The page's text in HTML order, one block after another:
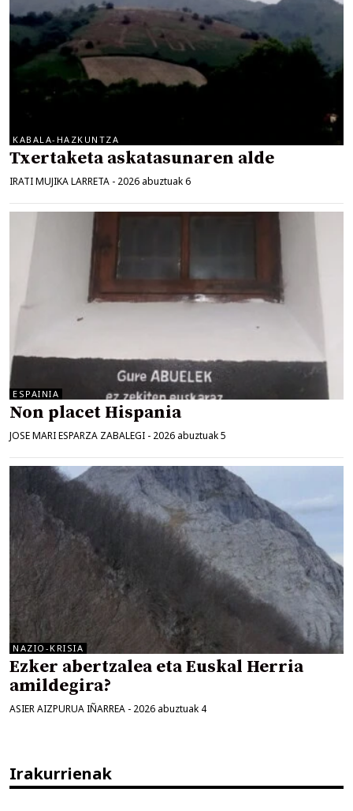
KABALA-HAZKUNTZA
Txertaketa askatasunaren alde
IRATI MUJIKA LARRETA - 2026 abuztuak 6
ESPAINIA
Non placet Hispania
JOSE MARI ESPARZA ZABALEGI - 2026 abuztuak 5
NAZIO-KRISIA
Ezker abertzalea eta Euskal Herria
amildegira?
ASIER AIZPURUA IÑARREA - 2026 abuztuak 4
Irakurrienak